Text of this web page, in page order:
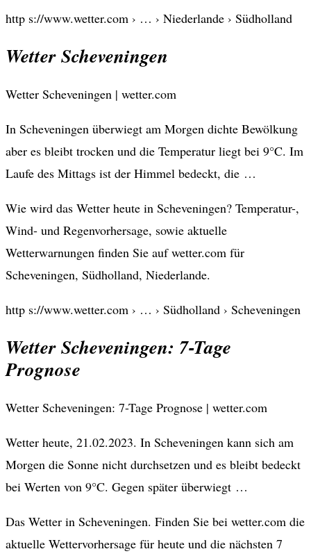
http s://www.wetter.com › … › Niederlande › Südholland
Wetter Scheveningen
Wetter Scheveningen | wetter.com
In Scheveningen überwiegt am Morgen dichte Bewölkung
aber es bleibt trocken und die Temperatur liegt bei 9°C. Im
Laufe des Mittags ist der Himmel bedeckt, die …
Wie wird das Wetter heute in Scheveningen? Temperatur-,
Wind- und Regenvorhersage, sowie aktuelle
Wetterwarnungen finden Sie auf wetter.com für
Scheveningen, Südholland, Niederlande.
http s://www.wetter.com › … › Südholland › Scheveningen
Wetter Scheveningen: 7-Tage
Prognose
Wetter Scheveningen: 7-Tage Prognose | wetter.com
Wetter heute, 21.02.2023. In Scheveningen kann sich am
Morgen die Sonne nicht durchsetzen und es bleibt bedeckt
bei Werten von 9°C. Gegen später überwiegt …
Das Wetter in Scheveningen. Finden Sie bei wetter.com die
aktuelle Wettervorhersage für heute und die nächsten 7